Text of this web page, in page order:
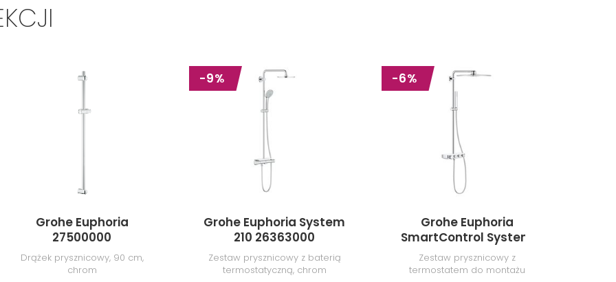
Grohe Euphoria
27500000
Drążek prysznicowy, 90 cm,
chrom
-9%
Grohe Euphoria System
210 26363000
Zestaw prysznicowy z baterią
termostatyczną, chrom
-6%
Grohe Euphoria
SmartControl System
310 Cube Duo 26508LS0
Zestaw prysznicowy z
termostatem do montażu